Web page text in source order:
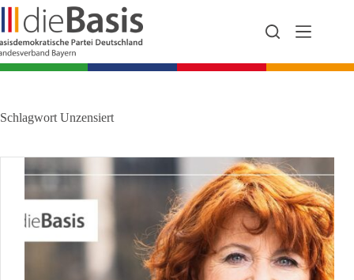
Zum
Inhalt
springen
Schlagwort Unzensiert